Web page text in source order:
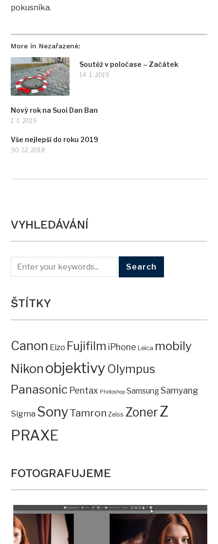
More in Nezařazené:
Soutěž v poločase – Začátek
14. 1. 2019
Nový rok na Suoi Dan Ban
1. 1. 2019
Vše nejlepší do roku 2019
30. 12. 2018
pokusníka.
VYHLEDÁVÁNÍ
ŠTÍTKY
Canon Eizo Fujifilm iPhone Leica mobily
Nikon objektivy Olympus
Panasonic Pentax Photoshop SamsungSamyang
Sigma SonyTamron Zeiss ZonerZ
PRAXE
FOTOGRAFUJEME